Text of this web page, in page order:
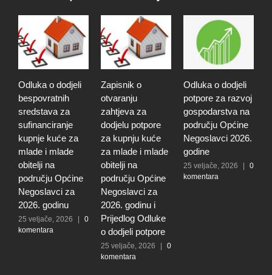
Odluka o dodjeli
bespovratnih
sredstava za
sufinanciranje
kupnje kuće za
mlade i mlade
obitelji na
području Općine
Negoslavci za
2026. godinu
25 veljače, 2026
0
komentara
Zapisnik o
otvaranju
zahtjeva za
dodjelu potpore
za kupnju kuće
za mlade i mlade
obitelji na
području Općine
Negoslavci za
2026. godinu i
Prijedlog Odluke
o dodjeli potpore
25 veljače, 2026
0
komentara
Odluka o dodjeli
potpore za razvoj
gospodarstva na
području Općine
Negoslavci 2026.
godine
25 veljače, 2026
0
komentara